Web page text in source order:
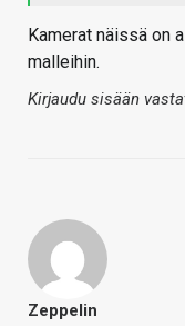
Kamerat näissä on
malleihin.
Kirjaudu sisään
Zeppelin